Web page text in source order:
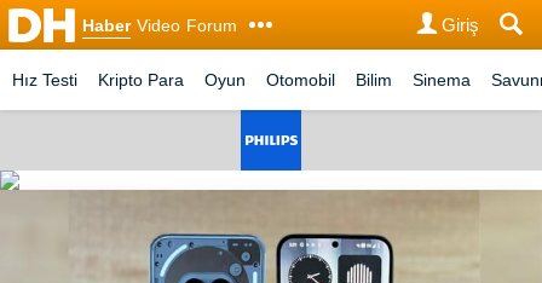
Haber Video Forum Giriş
Hız Testi Kripto Para Oyun Otomobil Bilim Sinema